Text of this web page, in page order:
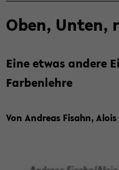
Haupt­
der
Sek­
on
Oben, Unten,
Eine etwas an­de­re
Far­ben­leh­re
Von An­dre­as Fisahn,